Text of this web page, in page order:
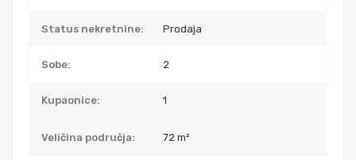
Status nekretnine: Prodaja
Sobe: 2
Kupaonice: 1
Veličina područja: 72 m²